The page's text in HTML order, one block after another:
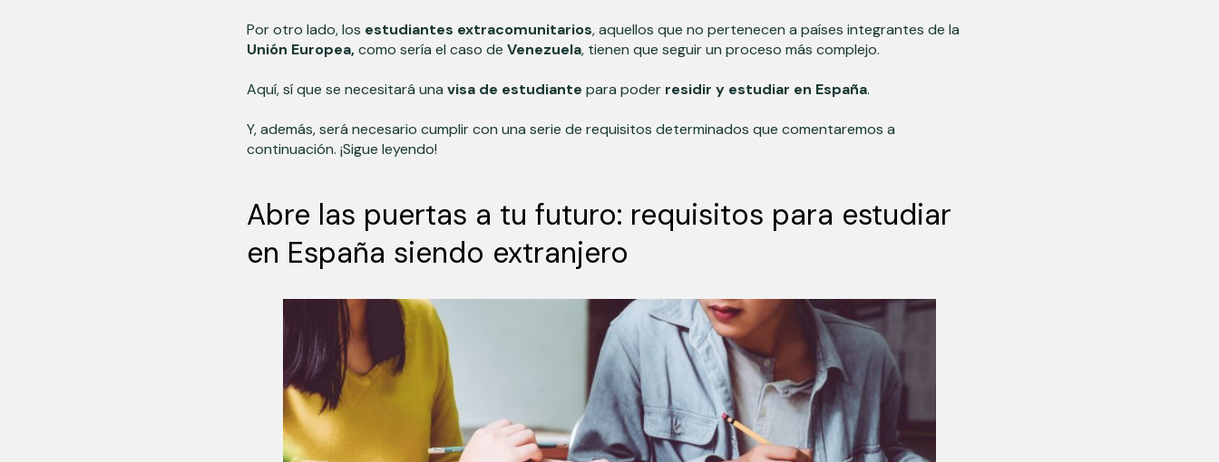
Por otro lado, los estudiantes extracomunitarios, aquellos que no pertenecen a países integrantes de la
Unión Europea,como sería el caso de Venezuela, tienen que seguir un proceso más complejo.
Aquí,sí que se necesitará una visa de estudiante para poder residir y estudiar en España.
Y, además, será necesario cumplir con una serie de requisitos determinados que comentaremos a
continuación. ¡Sigue leyendo!
Abre las puertas a tu futuro: requisitos para estudiar
en España siendo extranjero